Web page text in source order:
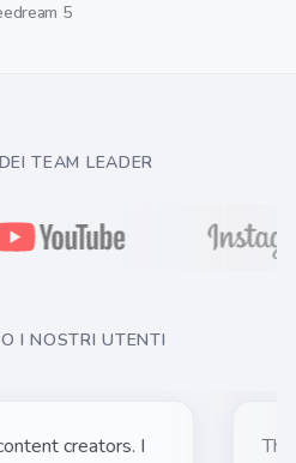
5→
TEAM LEADER
I NOSTRI UTENTI
for content creators. I